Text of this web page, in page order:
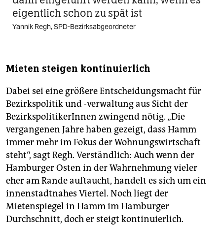
eigentlich schon zu spät ist
Yannik Regh, SPD-Bezirksabgeordneter
Mieten steigen kontinuierlich
Dabei sei eine größere Entscheidungsmacht für
Bezirkspolitik und -verwaltung aus Sicht der
BezirkspolitikerInnen zwingend nötig. „Die
vergangenen Jahre haben gezeigt, dass Hamm
immer mehr im Fokus der Wohnungswirtschaft
steht“, sagt Regh. Verständlich: Auch wenn der
Hamburger Osten in der Wahrnehmung vieler
eher am Rande auftaucht, handelt es sich um ein
innenstadtnahes Viertel. Noch liegt der
Mietenspiegel in Hamm im Hamburger
Durchschnitt, doch er steigt kontinuierlich.